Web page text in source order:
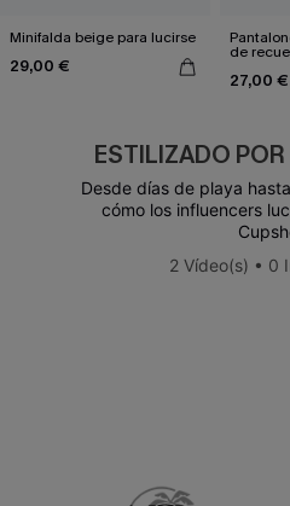
Minifalda beige para lucirse
29,00 €
de
27,00 €
ESTILIZADO
Desde días de playa
cómo los influencers
2 Vídeo(s) • 0